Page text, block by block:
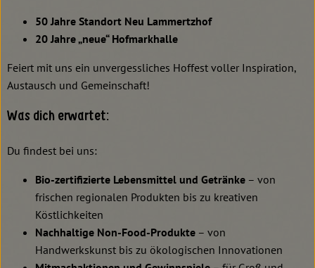
50 Jahre Standort Neu Lammertzhof
20 Jahre „neue“ Hofmarkhalle
Feiert mit uns ein unvergessliches Hoffest voller Inspiration,
Austausch und Gemeinschaft!
Was dich erwartet:
Du findest bei uns:
Bio-zertifizierte Lebensmittel und Getränke – von
frischen regionalen Produkten bis zu kreativen
Köstlichkeiten
Nachhaltige Non-Food-Produkte – von
Handwerkskunst bis zu ökologischen Innovationen